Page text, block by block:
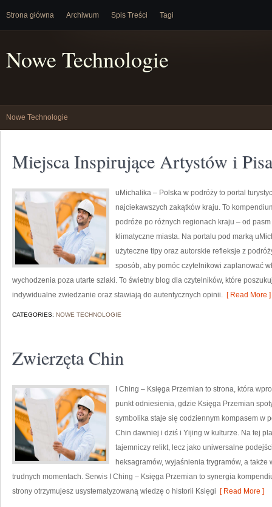
Strona główna Archiwum Spis Treści Tagi
Nowe Technologie
Nowe Technologie
Miejsca Inspirujące Artystów i
uMichalika – Polska w podróży to portal
najciekawszych zakątków kraju. To
podróże po różnych regionach kraju – od
klimatyczne miasta. Na portalu pod marką
użyteczne tipy oraz autorskie refleksje z
sposób, aby pomóc czytelnikowi zaplanować
wychodzenia poza utarte szlaki. To świetny blog dla czytelników, które
indywidualne zwiedzanie oraz stawiają do autentycznych opinii. [ Read More ]
CATEGORIES: NOWE TECHNOLOGIE
Zwierzęta Chin
I Ching – Księga Przemian to strona, która
punkt odniesienia, gdzie Księga Przemian
symbolika staje się codziennym kompasem w
Chin dawniej i dziś i Yijing w kulturze. Na tej
tajemniczy relikt, lecz jako uniwersalne
heksagramów, wyjaśnienia trygramów, a
trudnych momentach. Serwis I Ching – Księga Przemian to synergia
strony otrzymujesz usystematyzowaną wiedzę o historii Księgi [ Read More ]